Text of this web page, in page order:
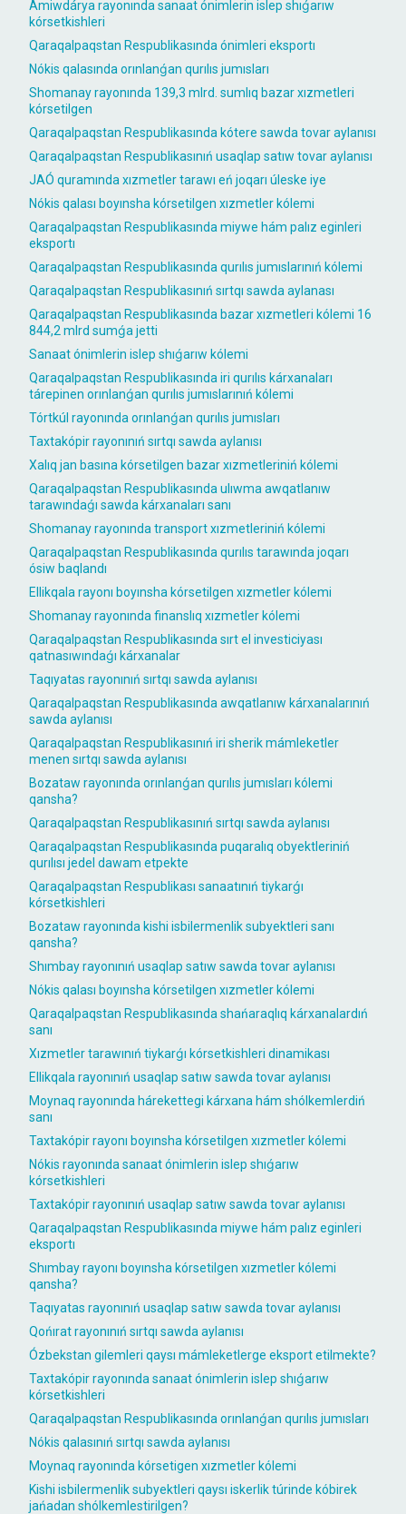
Ámiwdárya rayonında sanaat ónimlerin islep shıǵarıw
kórsetkishleri
Qaraqalpaqstan Respublikasında ónimleri eksportı
Nókis qalasında orınlanǵan qurılıs jumısları
Shomanay rayonında 139,3 mlrd. sumlıq bazar xızmetleri
kórsetilgen
Qaraqalpaqstan Respublikasında kótere sawda tovar aylanısı
Qaraqalpaqstan Respublikasınıń usaqlap satıw tovar aylanısı
JAÓ quramında xızmetler tarawı eń joqarı úleske iye
Nókis qalası boyınsha kórsetilgen xızmetler kólemi
Qaraqalpaqstan Respublikasında miywe hám palız eginleri
eksportı
Qaraqalpaqstan Respublikasında qurılıs jumıslarınıń kólemi
Qaraqalpaqstan Respublikasınıń sırtqı sawda aylanası
Qaraqalpaqstan Respublikasında bazar xızmetleri kólemi 16
844,2 mlrd sumǵa jetti
Sanaat ónimlerin islep shıǵarıw kólemi
Qaraqalpaqstan Respublikasında iri qurılıs kárxanaları
tárepinen orınlanǵan qurılıs jumıslarınıń kólemi
Tórtkúl rayonında orınlanǵan qurılıs jumısları
Taxtakópir rayonınıń sırtqı sawda aylanısı
Xalıq jan basına kórsetilgen bazar xızmetleriniń kólemi
Qaraqalpaqstan Respublikasında ulıwma awqatlanıw
tarawındaǵı sawda kárxanaları sanı
Shomanay rayonında transport xızmetleriniń kólemi
Qaraqalpaqstan Respublikasında qurılıs tarawında joqarı
ósiw baqlandı
Ellikqala rayonı boyınsha kórsetilgen xızmetler kólemi
Shomanay rayonında finanslıq xızmetler kólemi
Qaraqalpaqstan Respublikasında sırt el investiciyası
qatnasıwındaǵı kárxanalar
Taqıyatas rayonınıń sırtqı sawda aylanısı
Qaraqalpaqstan Respublikasında awqatlanıw kárxanalarınıń
sawda aylanısı
Qaraqalpaqstan Respublikasınıń iri sherik mámleketler
menen sırtqı sawda aylanısı
Bozataw rayonında orınlanǵan qurılıs jumısları kólemi
qansha?
Qaraqalpaqstan Respublikasınıń sırtqı sawda aylanısı
Qaraqalpaqstan Respublikasında puqaralıq obyektleriniń
qurılısı jedel dawam etpekte
Qaraqalpaqstan Respublikası sanaatınıń tiykarǵı
kórsetkishleri
Bozataw rayonında kishi isbilermenlik subyektleri sanı
qansha?
Shımbay rayonınıń usaqlap satıw sawda tovar aylanısı
Nókis qalası boyınsha kórsetilgen xızmetler kólemi
Qaraqalpaqstan Respublikasında shańaraqlıq kárxanalardıń
sanı
Xızmetler tarawınıń tiykarǵı kórsetkishleri dinamikası
Ellikqala rayonınıń usaqlap satıw sawda tovar aylanısı
Moynaq rayonında hárekettegi kárxana hám shólkemlerdiń
sanı
Taxtakópir rayonı boyınsha kórsetilgen xızmetler kólemi
Nókis rayonında sanaat ónimlerin islep shıǵarıw
kórsetkishleri
Taxtakópir rayonınıń usaqlap satıw sawda tovar aylanısı
Qaraqalpaqstan Respublikasında miywe hám palız eginleri
eksportı
Shımbay rayonı boyınsha kórsetilgen xızmetler kólemi
qansha?
Taqıyatas rayonınıń usaqlap satıw sawda tovar aylanısı
Qońırat rayonınıń sırtqı sawda aylanısı
Ózbekstan gilemleri qaysı mámleketlerge eksport etilmekte?
Taxtakópir rayonında sanaat ónimlerin islep shıǵarıw
kórsetkishleri
Qaraqalpaqstan Respublikasında orınlanǵan qurılıs jumısları
Nókis qalasınıń sırtqı sawda aylanısı
Moynaq rayonında kórsetigen xızmetler kólemi
Kishi isbilermenlik subyektleri qaysı iskerlik túrinde kóbirek
jańadan shólkemlestirilgen?